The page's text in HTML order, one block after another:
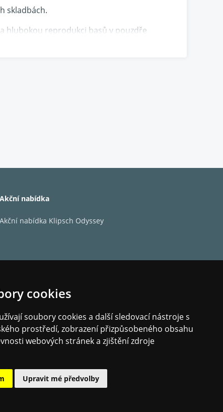
cookies
soubory cookies a další sledovací nástroje s
prostředí, zobrazení přizpůsobeného obsahu
webových stránek a zjištění zdroje
Upravit mé předvolby
skladbách.
hlubokou reprodukci basů v pouzdře
spoléhají na koaxiální měnič, ve
Akční nabídka
Akční nabídka Klipsch Odyssey